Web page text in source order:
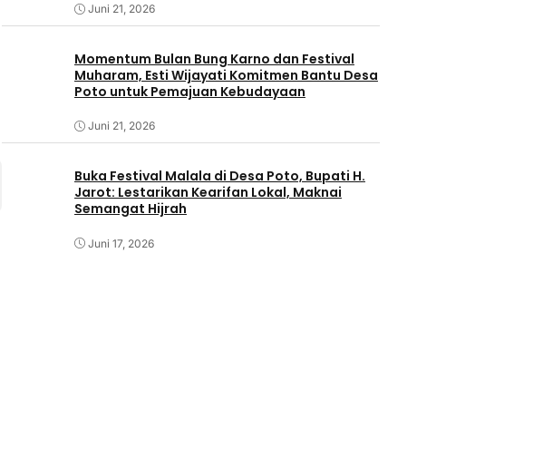
Juni 21, 2026
Momentum Bulan Bung Karno dan Festival
Muharam, Esti Wijayati Komitmen Bantu Desa
Poto untuk Pemajuan Kebudayaan
Juni 21, 2026
Buka Festival Malala di Desa Poto, Bupati H.
Jarot: Lestarikan Kearifan Lokal, Maknai
Semangat Hijrah
Juni 17, 2026